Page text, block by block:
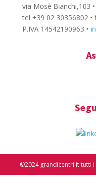
via Mosè Bianchi,103
tel +39 02 30356802
P.IVA 14542190963 •
©2024 grandicentri.it tutti